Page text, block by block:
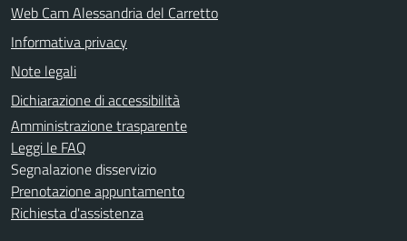
Web Cam Alessandria del Carretto
Informativa privacy
Note legali
Dichiarazione di accessibilità
Amministrazione trasparente
Leggi le FAQ
Segnalazione disservizio
Prenotazione appuntamento
Richiesta d'assistenza